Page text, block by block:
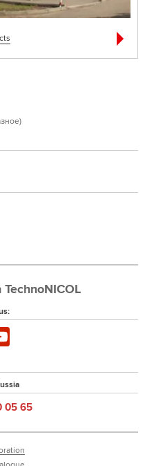
05 65